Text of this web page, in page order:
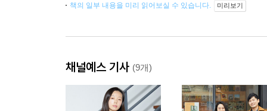
책의 일부 내용을 미리 읽어보실 수 있습니다. 미리보기
채널예스 기사 (9개)